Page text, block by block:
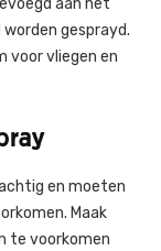
gesprayd.
voor vliegen en
en moeten
Maak
te voorkomen